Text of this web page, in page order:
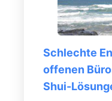
richtigen
Elementen,
Akzenten
einen warmen,
Rückzugsort
Schlechte
offenen
Shui-